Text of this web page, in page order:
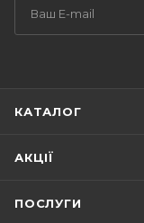
КАТАЛОГ
АКЦІЇ
ПОСЛУГИ